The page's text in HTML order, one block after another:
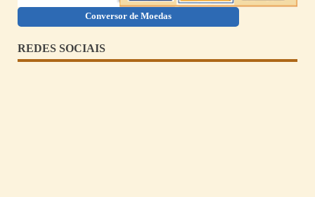
Conversor de Moedas
REDES SOCIAIS